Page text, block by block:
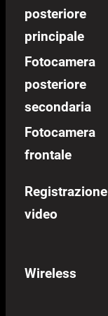
posteriore
principale
Fotocamera
posteriore
secondaria
Fotocamera
frontale
Registrazione
video
Wireless